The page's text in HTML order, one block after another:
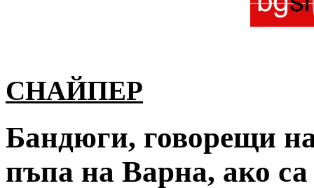
СНАЙПЕР
Бандюги, говорещи
пъпа на Варна, ако